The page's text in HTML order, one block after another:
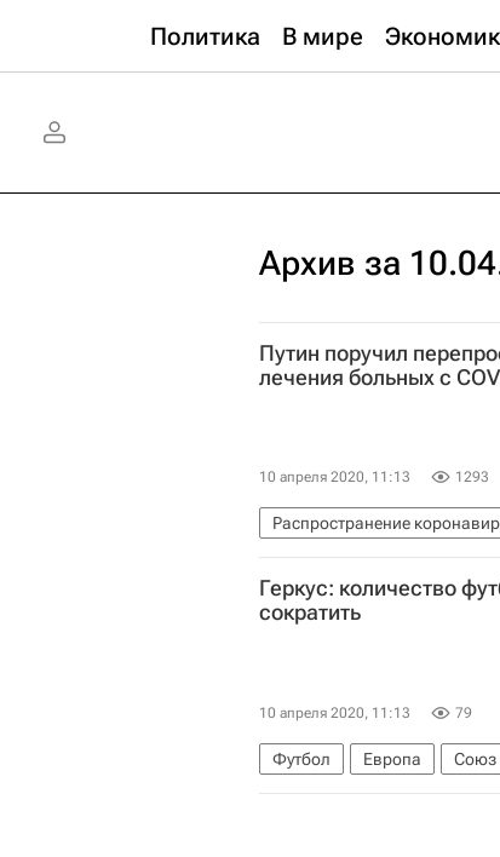
Политика В мире
Архив за
Путин поручил
лечения больных с
10 апреля 2020, 11:13 1293
Распространение
Михаил Мишустин
Геркус: количество
сократить
10 апреля 2020, 11:13 79
Футбол Европа
Союз
Джанни Инфантино
Илья